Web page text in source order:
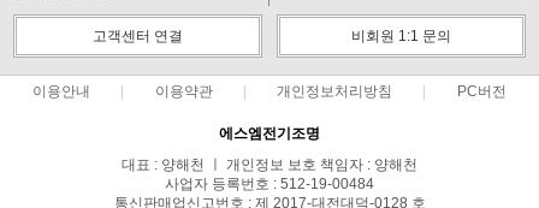
고객센터 연결 비회원 1:1 문의
이용안내 이용약관 개인정보처리방침 PC버전
에스엠전기조명
대표 : 양해천 ㅣ 개인정보 보호 책임자 : 양해천
사업자 등록번호 : 512-19-00484
통신판매업신고번호 : 제 2017-대전대덕-0128 호